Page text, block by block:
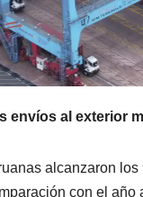
envíos al exterior
alcanzaron
con el